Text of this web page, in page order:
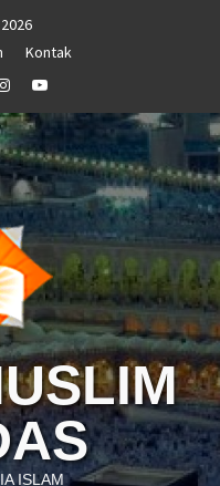
Kontak
Youtube
ISLAM